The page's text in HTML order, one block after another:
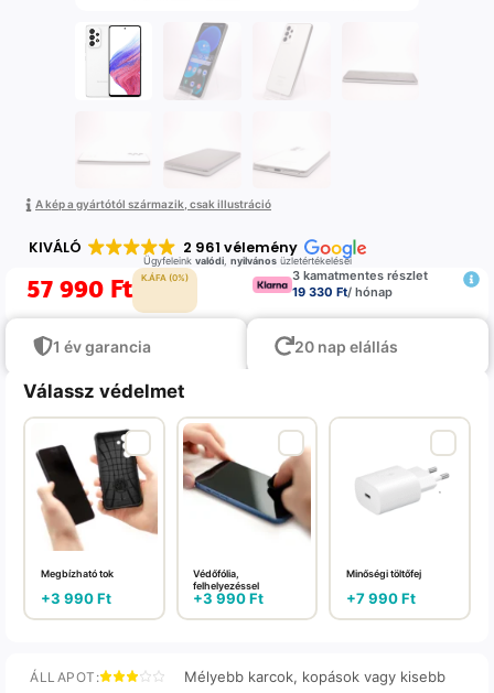
A kép a gyártótól származik, csak illustráció
KIVÁLÓ 2 961 vélemény
Ügyfeleink valódi, nyilvánosüzletértékelései
57 990 Ft K.ÁFA (0%)
3 kamatmentes részlet
19 330 Ft/ hónap
1 év garancia 20 nap elállás
Válassz védelmet
Megbízható tok
+3 990Ft
Védőfólia,
felhelyezéssel
+3 990Ft
Minőségi töltőfej
+7 990Ft
ÁLLAPOT:
Mélyebb karcok, kopások vagy kisebb